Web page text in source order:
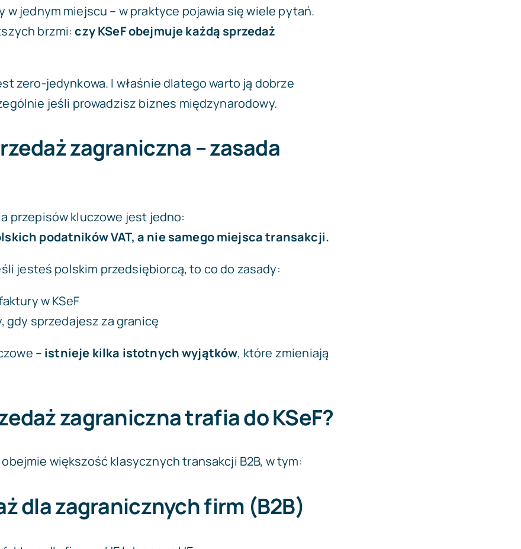
w jednym miejscu – w praktyce pojawia się wiele pytań.
brzmi:czy KSeF obejmuje każdą sprzedaż
zero-jedynkowa. I właśnie dlatego warto ją dobrze
jeśli prowadzisz biznes międzynarodowy.
zagraniczna – zasada
przepisów kluczowe jest jedno:
podatników VAT, a nie samego miejsca transakcji.
jesteś polskim przedsiębiorcą, to co do zasady:
w KSeF
gdy sprzedajesz za granicę
– istnieje kilka istotnych wyjątków, które zmieniają
zagraniczna trafia do KSeF?
obejmie większość klasycznych transakcji B2B, w tym:
dla zagranicznych firm (B2B)